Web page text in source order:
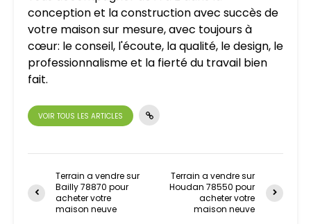
conception et la construction avec succès de
votre maison sur mesure, avec toujours à
cœur: le conseil, l'écoute, la qualité, le design, le
professionnalisme et la fierté du travail bien
fait.
VOIR TOUS LES ARTICLES
Terrain a vendre sur
Bailly 78870 pour
acheter votre
maison neuve
Terrain a vendre sur
Houdan 78550 pour
acheter votre
maison neuve